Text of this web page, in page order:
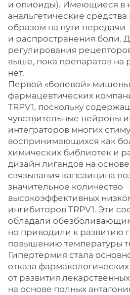
и опиоиды). Имеющиеся в
анальгетические
образом на пути передачи
и распространения боли.
регулирования
выше, пока препаратов на
нет.
Первой «болевой»
фармацевтических
TRPV1, поскольку
чувствительные нейроны
интеграторов многих
воспринимающихся как
химических библиотек и
дизайн лигандов на
связывания капсаицина
значительное количество
высокоэффективных
ингибиторов TRPV1. Эти
обладали
но приводили к развитию
повышению температуры
Гипертермия стала
отказа
от развития
на основе полных